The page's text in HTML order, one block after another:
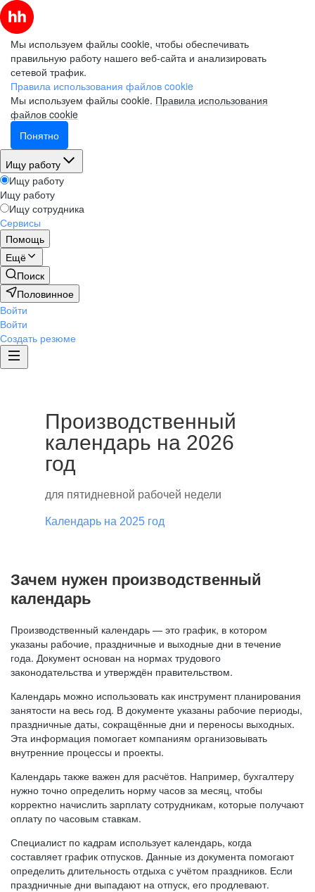
Мы используем файлы cookie, чтобы обеспечивать
правильную работу нашего веб-сайта и анализировать
сетевой трафик.
Правила использования файлов cookie
Мы используем файлы cookie. Правила использования
файлов cookie
Понятно
Ищу работу
Ищу работу
Ищу работу
Ищу сотрудника
Сервисы
Помощь
Ещё
Поиск
Половинное
Войти
Войти
Создать резюме
Производственный
календарь на 2026
год
для пятидневной рабочей недели
Календарь на 2025 год
Зачем нужен производственный
календарь
Производственный календарь — это график, в котором
указаны рабочие, праздничные и выходные дни в течение
года. Документ основан на нормах трудового
законодательства и утверждён правительством.
Календарь можно использовать как инструмент планирования
занятости на весь год. В документе указаны рабочие периоды,
праздничные даты, сокращённые дни и переносы выходных.
Эта информация помогает компаниям организовывать
внутренние процессы и проекты.
Календарь также важен для расчётов. Например, бухгалтеру
нужно точно определить норму часов за месяц, чтобы
корректно начислить зарплату сотрудникам, которые получают
оплату по часовым ставкам.
Специалист по кадрам использует календарь, когда
составляет график отпусков. Данные из документа помогают
определить длительность отдыха с учётом праздников. Если
праздничные дни выпадают на отпуск, его продлевают.